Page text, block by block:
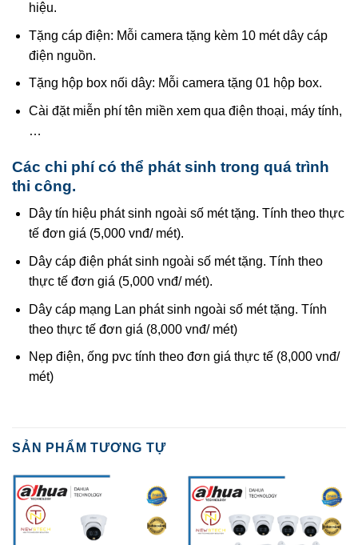
hiệu.
Tặng cáp điện: Mỗi camera tặng kèm 10 mét dây cáp
điện nguồn.
Tặng hộp box nối dây: Mỗi camera tặng 01 hộp box.
Cài đặt miễn phí tên miền xem qua điện thoại, máy tính,
…
Các chi phí có thể phát sinh trong quá trình
thi công.
Dây tín hiệu phát sinh ngoài số mét tặng. Tính theo thực
tế đơn giá (5,000 vnđ/ mét).
Dây cáp điện phát sinh ngoài số mét tặng. Tính theo
thực tế đơn giá (5,000 vnđ/ mét).
Dây cáp mạng Lan phát sinh ngoài số mét tặng. Tính
theo thực tế đơn giá (8,000 vnđ/ mét)
Nẹp điện, ống pvc tính theo đơn giá thực tế (8,000 vnđ/
mét)
SẢN PHẨM TƯƠNG TỰ